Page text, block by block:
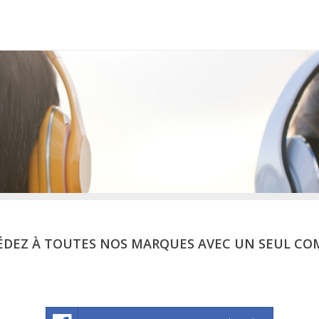
À TOUTES NOS MARQUES AVEC UN SEUL